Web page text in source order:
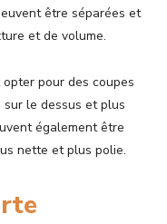
être séparées et
et de volume.
pour des coupes
le dessus et plus
également être
nette et plus polie.